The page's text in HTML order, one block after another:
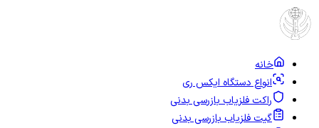
خانه
انواع دستگاه ایکس ری
راکت فلزیاب بازرسی بدنی
گیت فلزیاب بازرسی بدنی